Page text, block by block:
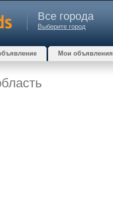
Все города
Выберите город
Мои объявления